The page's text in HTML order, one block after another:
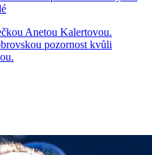
Anetou Kalertovou.
pozornost kvůli